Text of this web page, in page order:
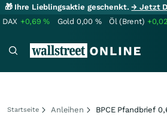
🎁 Ihre Lieblingsaktie geschenkt.→ Jetzt
DAX +0,69% Gold 0,00 % Öl (Brent)
Startseite Anleihen BPCE Pfandbrief